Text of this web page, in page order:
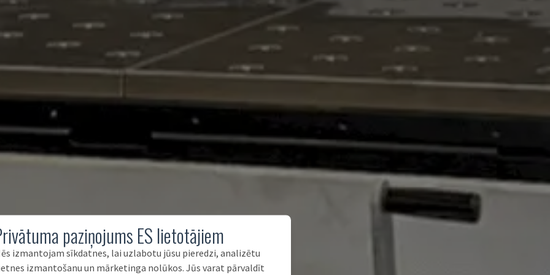
paziņojums ES lietotājiem
izmantojam sīkdatnes, lai uzlabotu jūsu pieredzi, analizētu
izmantošanu un mārketinga nolūkos. Jūs varat pārvaldīt